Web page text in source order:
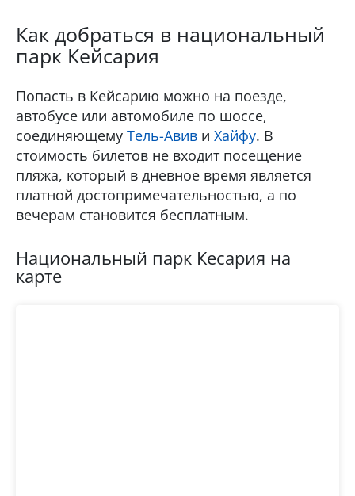
Как добраться в национальный
парк Кейсария
Попасть в Кейсарию можно на поезде,
автобусе или автомобиле по шоссе,
соединяющему Тель-Авив и Хайфу. В
стоимость билетов не входит посещение
пляжа, который в дневное время является
платной достопримечательностью, а по
вечерам становится бесплатным.
Национальный парк Кесария на
карте